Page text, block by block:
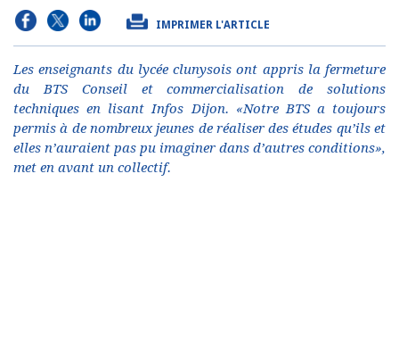
IMPRIMER L'ARTICLE
Les enseignants du lycée clunysois ont appris la fermeture
du BTS Conseil et commercialisation de solutions
techniques en lisant Infos Dijon. «Notre BTS a toujours
permis à de nombreux jeunes de réaliser des études qu’ils et
elles n’auraient pas pu imaginer dans d’autres conditions»,
met en avant un collectif.